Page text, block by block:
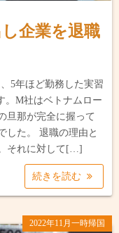
企業を退職
5年ほど勤務した実習
。M社はベトナムロー
旦那が完全に握って
した。 退職の理由と
それに対して[…]
続きを読む
2022年11月一時帰国